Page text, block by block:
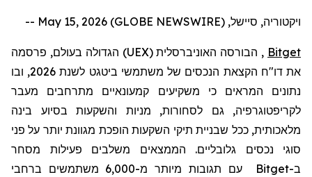
ויקטוריה, סיישל, May 15, 2026 (GLOBE NEWSWIRE) --
Bitget , הבורסה האוניברסלית (UEX) הגדולה בעולם, פרסמה
את דו"
ח הקצאת הנכסים של משתמשי ביטגט לשנת 2026, ובו
נתונים המראים כי משקיעים קמעונאיים מתרחבים מעבר
לקריפטוגרפיה, גם לסחורות, מניות והשקעות בסיוע בינה
מלאכותית, ככל שבניית תיקי השקעות הופכת מגוונת יותר על פני
סוגי נכסים גלובליים. הממצאים משלבים פעילות מסחר
ב-Bitget
עם תגובות מיותר מ-6,000 משתמשים ברחבי